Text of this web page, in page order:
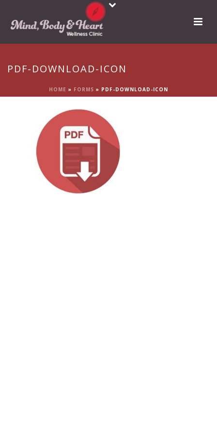
PDF-DOWNLOAD-ICON
HOME » FORMS » PDF-DOWNLOAD-ICON